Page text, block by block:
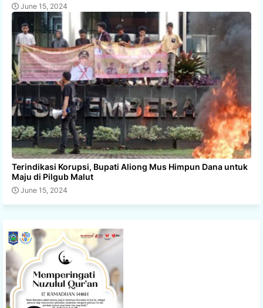
June 15, 2024
Terindikasi Korupsi, Bupati Aliong Mus Himpun Dana untuk
Maju di Pilgub Malut
June 15, 2024